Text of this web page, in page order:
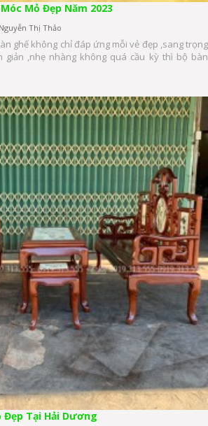
Mỏ Đẹp Năm 2023
Nguyễn Thị Thảo
ghế không chỉ đáp ứng mỗi vẻ đẹp ,sang trọng
giản ,nhẹ nhàng không quá cầu kỳ thì bộ bàn
Đẹp Tại Hải Dương